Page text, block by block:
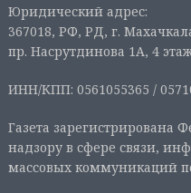
Юридический адрес:
367018, РФ, РД, г.
пр. Насрутдинова 1А, 4
ИНН/КПП: 0561055365 /
Газета зарегистрирована
надзору в сфере связи,
массовых коммуникаций